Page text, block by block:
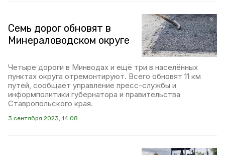
Семь дорог обновят в
Минераловодском округе
Четыре дороги в Минводах и ещё три в населённых
пунктах округа отремонтируют. Всего обновят 11 км
путей, сообщает управление пресс-службы и
информполитики губернатора и правительства
Ставропольского края.
3 сентября 2023, 14:08